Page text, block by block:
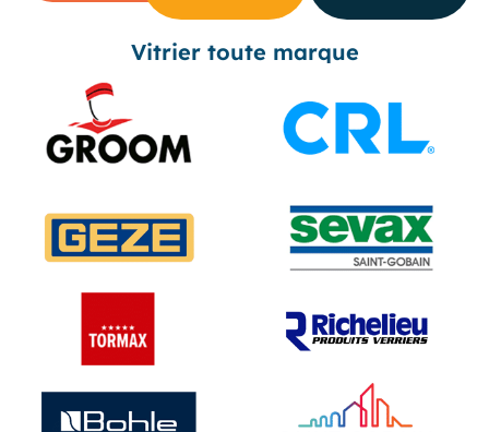
Vitrier toute marque